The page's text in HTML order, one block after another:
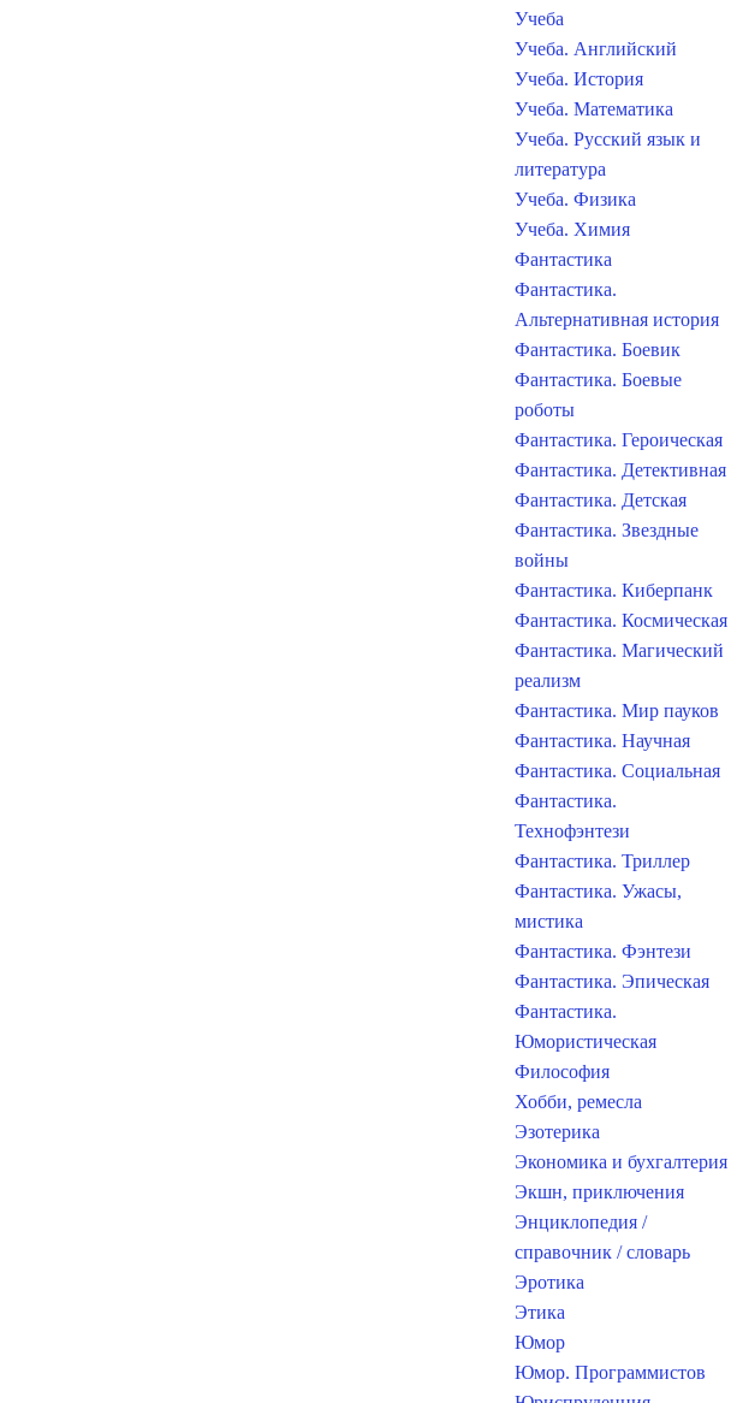
Учеба
Учеба. Английский
Учеба. История
Учеба. Математика
Учеба. Русский язык и
литература
Учеба. Физика
Учеба. Химия
Фантастика
Фантастика.
Альтернативная история
Фантастика. Боевик
Фантастика. Боевые
роботы
Фантастика. Героическая
Фантастика. Детективная
Фантастика. Детская
Фантастика. Звездные
войны
Фантастика. Киберпанк
Фантастика. Космическая
Фантастика. Магический
реализм
Фантастика. Мир пауков
Фантастика. Научная
Фантастика. Социальная
Фантастика.
Технофэнтези
Фантастика. Триллер
Фантастика. Ужасы,
мистика
Фантастика. Фэнтези
Фантастика. Эпическая
Фантастика.
Юмористическая
Философия
Хобби, ремесла
Эзотерика
Экономика и бухгалтерия
Экшн, приключения
Энциклопедия /
справочник / словарь
Эротика
Этика
Юмор
Юмор. Программистов